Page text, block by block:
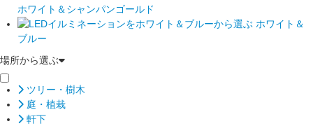
ホワイト＆シャンパンゴールド
ホワイト＆
ブルー
場所から選ぶ
ツリー・樹木
庭・植栽
軒下